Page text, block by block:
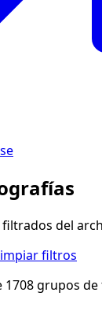
del
filtros
1708 grupos